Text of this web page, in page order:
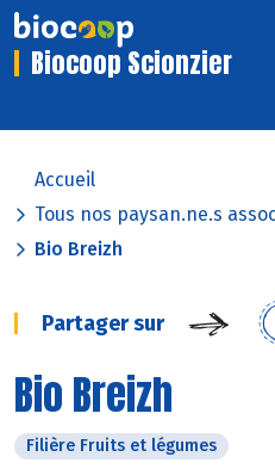
Biocoop Scionzier
Accueil
Tous nos paysan.ne.s
Bio Breizh
Partager sur
Bio Breizh
Filière Fruits et légumes